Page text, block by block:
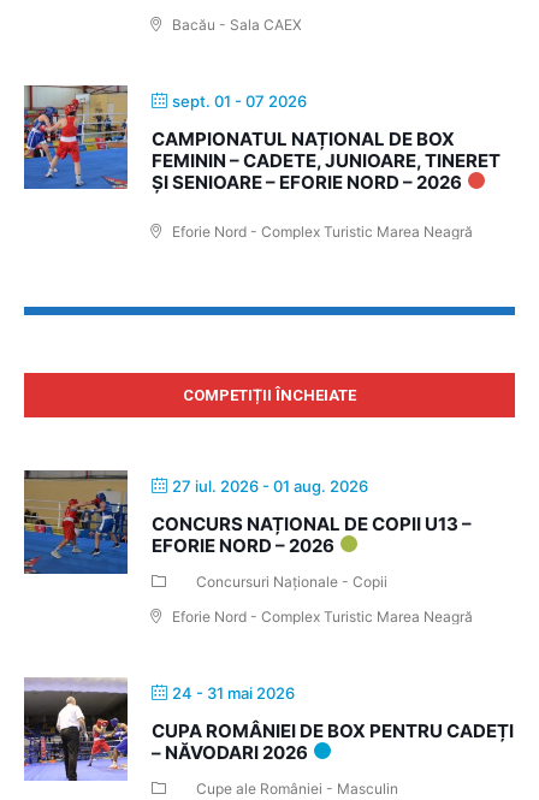
Bacău - Sala CAEX
sept. 01 - 07 2026
CAMPIONATUL NAȚIONAL DE BOX
FEMININ – CADETE, JUNIOARE, TINERET
ȘI SENIOARE – EFORIE NORD – 2026
Eforie Nord - Complex Turistic Marea Neagră
COMPETIȚII ÎNCHEIATE
27 iul. 2026 - 01 aug. 2026
CONCURS NAȚIONAL DE COPII U13 –
EFORIE NORD – 2026
Eforie Nord - Complex Turistic Marea Neagră
Concursuri Naționale - Copii
24 - 31 mai 2026
CUPA ROMÂNIEI DE BOX PENTRU CADEȚI
– NĂVODARI 2026
Cupe ale României - Masculin